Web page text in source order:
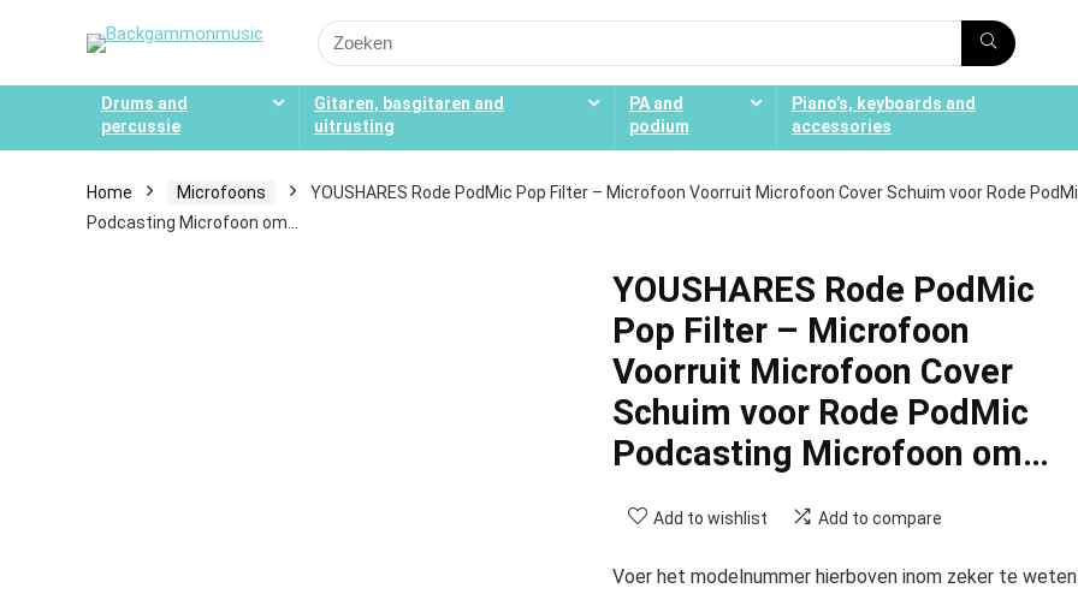
Search
for:
Drums and
percussie
Gitaren, basgitaren and
uitrusting
PA and
podium
Piano’s, keyboards and
accessories
Home Microfoons
YOUSHARES Rode PodMic Pop Filter – Microfoon Voorruit Microfoon Cover Schuim voor Rode
Podcasting Microfoon om…
YOUSHARES Rode PodMic
Pop Filter – Microfoon
Voorruit Microfoon Cover
Schuim voor Rode PodMic
Podcasting Microfoon om…
Add to wishlist Add to compare
Voer het modelnummer hierboven inom zeker te weten